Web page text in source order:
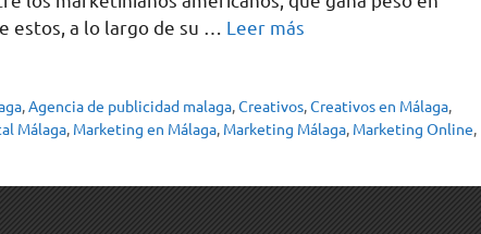
estos, a lo largo de su … Leer más
,Agencia de publicidad malaga,Creativos,Creativos en Málaga,
Málaga, Marketing en Málaga, Marketing Málaga, Marketing Online,